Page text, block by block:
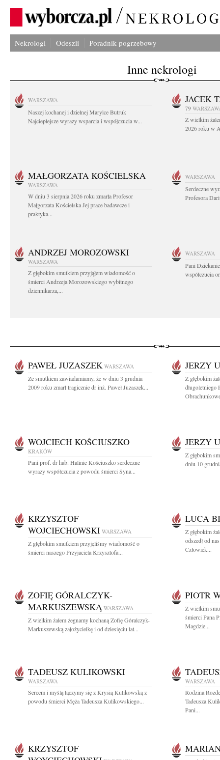
Nekrologi Odeszli Poradnik pogrzebowy
Inne nekrologi
WARSZAWA
Naszej kochanej i dzielnej Marylce Butruk
Najcieplejsze wyrazy wsparcia i współczucia w...
JACEK
79
Z wielkim
2026 roku w
MAŁGORZATA KOŚCIELSKA
WARSZAWA
W dniu 3 sierpnia 2026 roku zmarła Profesor
Małgorzata Kościelska Jej prace badawcze i
praktyka...
WARSZAWA
Serdeczne
Profesora
ANDRZEJ MOROZOWSKI
WARSZAWA
Z głębokim smutkiem przyjąłem wiadomość o
śmierci Andrzeja Morozowskiego wybitnego
dziennikarza,...
WARSZAWA
Pani
współczucia
PAWEŁ JUZASZEK WARSZAWA
Ze smutkiem zawiadamiamy, że w dniu 3 grudnia
2009 roku zmarł tragicznie dr inż. Paweł Juzaszek...
JERZY
Z głębokim
długoletniego
WOJCIECH KOŚCIUSZKO
KRAKÓW
Pani prof. dr hab. Halinie Kościuszko serdeczne
wyrazy współczucia z powodu śmierci Syna...
JERZY
Z głębokim
dniu 10
KRZYSZTOF
WOJCIECHOWSKI WARSZAWA
Z głębokim smutkiem przyjęliśmy wiadomość o
śmierci naszego Przyjaciela Krzysztofa...
LUCA
Z głębokim
odszedł od
Człowiek...
ZOFIĘ GÓRALCZYK-
MARKUSZEWSKĄ WARSZAWA
Z wielkim żalem żegnamy kochaną Zofię Góralczyk-
Markuszewską założycielkę i od dziesięciu lat...
PIOTR
Z wielkim
śmierci Pana
Magdzie...
TADEUSZ KULIKOWSKI
WARSZAWA
Sercem i myślą łączymy się z Krysią Kulikowską z
powodu śmierci Męża Tadeusza Kulikowskiego...
WARSZAWA
Rodzina
Tadeusza
Pani...
KRZYSZTOF